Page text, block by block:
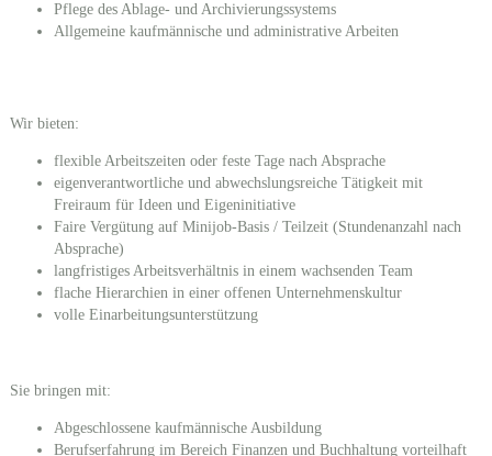
Pflege des Ablage- und Archivierungssystems
Allgemeine kaufmännische und administrative Arbeiten
Wir bieten:
flexible Arbeitszeiten oder feste Tage nach Absprache
eigenverantwortliche und abwechslungsreiche Tätigkeit mit
Freiraum für Ideen und Eigeninitiative
Faire Vergütung auf Minijob-Basis / Teilzeit (Stundenanzahl nach
Absprache)
langfristiges Arbeitsverhältnis in einem wachsenden Team
flache Hierarchien in einer offenen Unternehmenskultur
volle Einarbeitungsunterstützung
Sie bringen mit:
Abgeschlossene kaufmännische Ausbildung
Berufserfahrung im Bereich Finanzen und Buchhaltung vorteilhaft